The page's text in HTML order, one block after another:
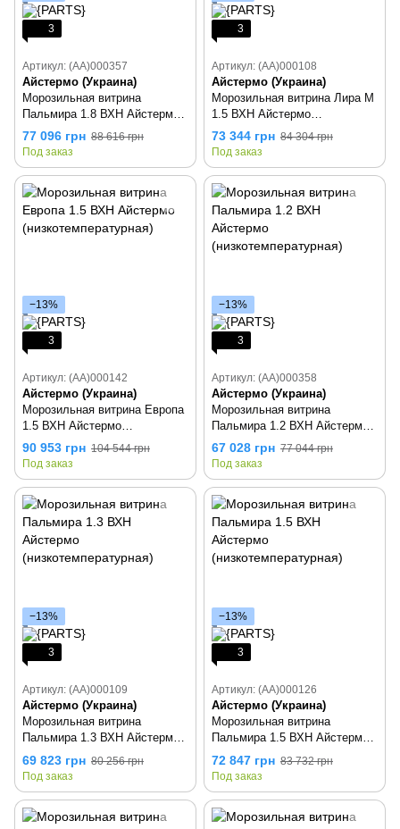
3
Артикул: (AA)000357
Айстермо (Украина)
Морозильная витрина
Пальмира 1.8 ВХН Айстермо
(холодильная)
77 096 грн 88 616 грн
Под заказ
3
Артикул: (AA)000108
Айстермо (Украина)
Морозильная витрина Лира М
1.5 ВХН Айстермо
(низкотемпературная)
73 344 грн 84 304 грн
Под заказ
−13%
3
Артикул: (AA)000142
Айстермо (Украина)
Морозильная витрина Европа
1.5 ВХН Айстермо
(низкотемпературная)
90 953 грн 104 544 грн
Под заказ
−13%
3
Артикул: (AA)000358
Айстермо (Украина)
Морозильная витрина
Пальмира 1.2 ВХН Айстермо
(низкотемпературная)
67 028 грн 77 044 грн
Под заказ
−13%
3
Артикул: (AA)000109
Айстермо (Украина)
Морозильная витрина
Пальмира 1.3 ВХН Айстермо
(низкотемпературная)
69 823 грн 80 256 грн
Под заказ
−13%
3
Артикул: (AA)000126
Айстермо (Украина)
Морозильная витрина
Пальмира 1.5 ВХН Айстермо
(низкотемпературная)
72 847 грн 83 732 грн
Под заказ